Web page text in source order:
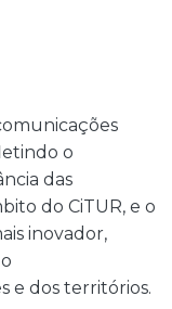
o
das
do CiTUR, e o
inovador,
e dos territórios.